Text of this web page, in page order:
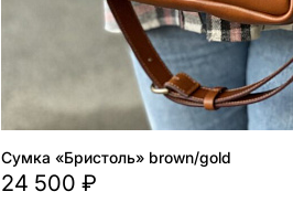
Сумка «Бристоль» brown/gold
24 500 ₽